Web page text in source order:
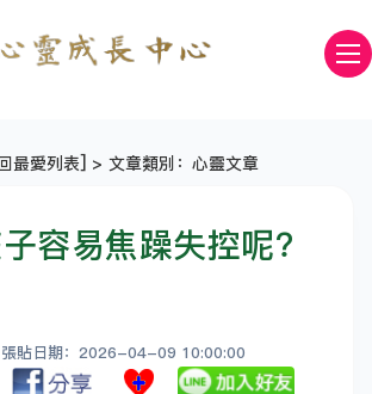
最愛列表] > 文章類別：心靈文章
容易焦躁失控呢？
張貼日期：2026-04-09 10:00:00